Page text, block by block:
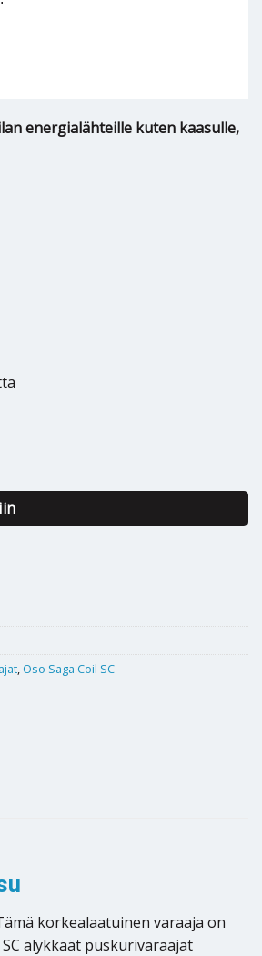
energialähteille kuten kaasulle,
, Oso Saga Coil SC
korkealaatuinen varaaja on
älykkäät puskurivaraajat